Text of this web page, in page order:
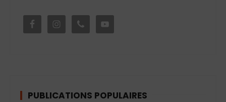
PUBLICATIONS POPULAIRES